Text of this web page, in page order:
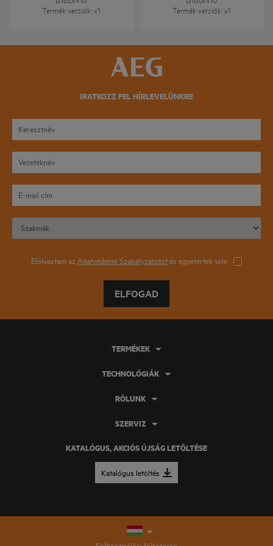
Termék verziók: x1 Termék verziók: x1
IRATKOZZ FEL HÍRLEVELÜNKRE
Elolvastam az Adatvédelmi Szabályzatototés egyetértek vele
ELFOGAD
KATALÓGUS, AKCIÓS ÚJSÁG LETÖLTÉSE
Katalógus letöltés
TERMÉKEK
TECHNOLÓGIÁK
RÓLUNK
SZERVIZ